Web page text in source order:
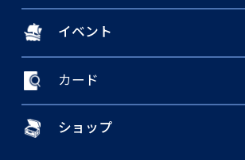
イベント
カード
ショップ